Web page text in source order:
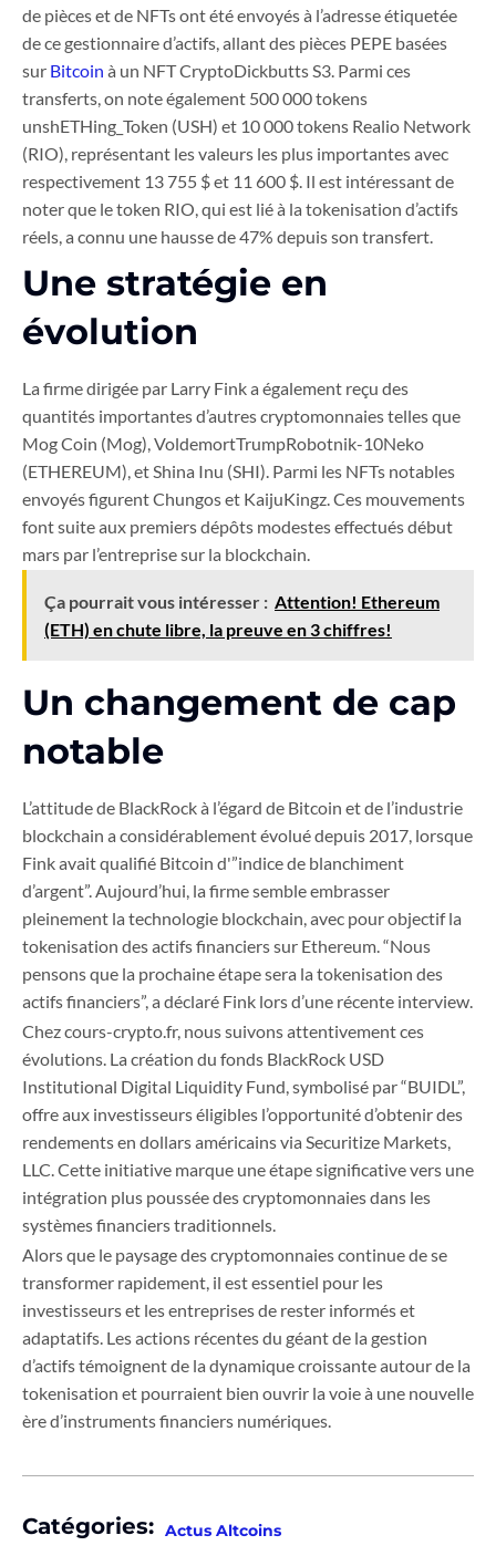
de pièces et de NFTs ont été envoyés à l’adresse étiquetée
de ce gestionnaire d’actifs, allant des pièces PEPE basées
sur Bitcoin à un NFT CryptoDickbutts S3. Parmi ces
transferts, on note également 500 000 tokens
unshETHing_Token (USH) et 10 000 tokens Realio Network
(RIO), représentant les valeurs les plus importantes avec
respectivement 13 755 $ et 11 600 $. Il est intéressant de
noter que le token RIO, qui est lié à la tokenisation d’actifs
réels, a connu une hausse de 47% depuis son transfert.
Une stratégie en
évolution
La firme dirigée par Larry Fink a également reçu des
quantités importantes d’autres cryptomonnaies telles que
Mog Coin (Mog), VoldemortTrumpRobotnik-10Neko
(ETHEREUM), et Shina Inu (SHI). Parmi les NFTs notables
envoyés figurent Chungos et KaijuKingz. Ces mouvements
font suite aux premiers dépôts modestes effectués début
mars par l’entreprise sur la blockchain.
Ça pourrait vous intéresser : Attention! Ethereum
(ETH) en chute libre, la preuve en 3 chiffres!
Un changement de cap
notable
L’attitude de BlackRock à l’égard de Bitcoin et de l’industrie
blockchain a considérablement évolué depuis 2017, lorsque
Fink avait qualifié Bitcoin d'”indice de blanchiment
d’argent”. Aujourd’hui, la firme semble embrasser
pleinement la technologie blockchain, avec pour objectif la
tokenisation des actifs financiers sur Ethereum. “Nous
pensons que la prochaine étape sera la tokenisation des
actifs financiers”, a déclaré Fink lors d’une récente interview.
Chez cours-crypto.fr, nous suivons attentivement ces
évolutions. La création du fonds BlackRock USD
Institutional Digital Liquidity Fund, symbolisé par “BUIDL”,
offre aux investisseurs éligibles l’opportunité d’obtenir des
rendements en dollars américains via Securitize Markets,
LLC. Cette initiative marque une étape significative vers une
intégration plus poussée des cryptomonnaies dans les
systèmes financiers traditionnels.
Alors que le paysage des cryptomonnaies continue de se
transformer rapidement, il est essentiel pour les
investisseurs et les entreprises de rester informés et
adaptatifs. Les actions récentes du géant de la gestion
d’actifs témoignent de la dynamique croissante autour de la
tokenisation et pourraient bien ouvrir la voie à une nouvelle
ère d’instruments financiers numériques.
Catégories: Actus Altcoins